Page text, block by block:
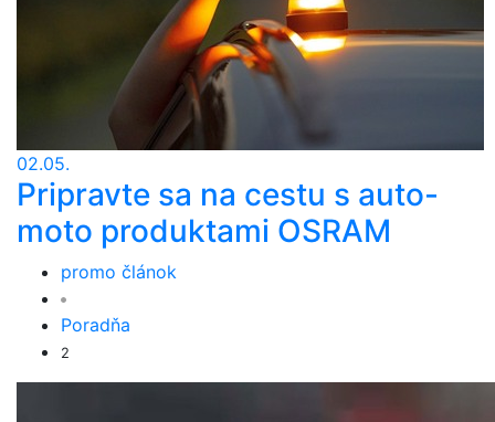
02.05.
Pripravte sa na cestu s auto-
moto produktami OSRAM
promo článok
Poradňa
2